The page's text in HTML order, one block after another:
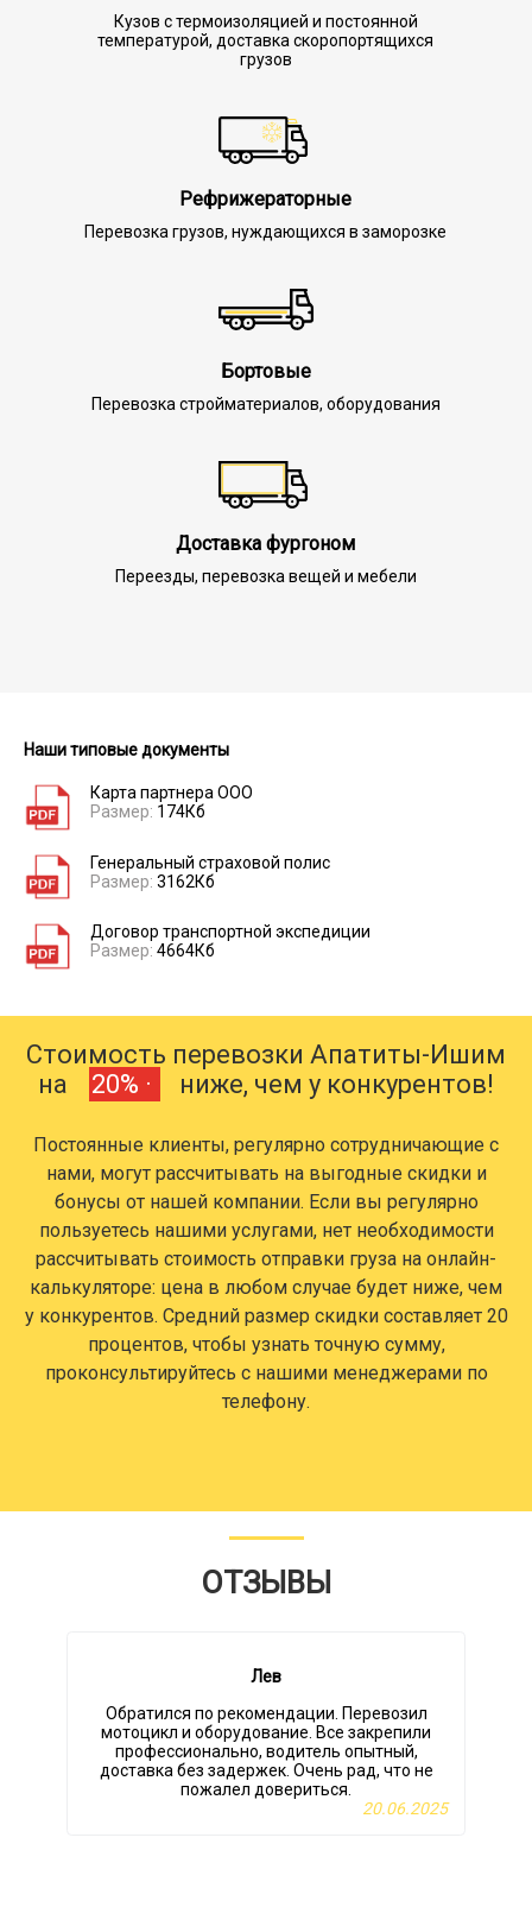
Кузов с термоизоляцией и постоянной
температурой, доставка скоропортящихся
грузов
Рефрижераторные
Перевозка грузов, нуждающихся в заморозке
Бортовые
Перевозка стройматериалов, оборудования
Доставка фургоном
Переезды, перевозка вещей и мебели
Наши типовые документы
Карта партнера ООО
Размер: 174Кб
Генеральный страховой полис
Размер: 3162Кб
Договор транспортной экспедиции
Размер: 4664Кб
Стоимость перевозки Апатиты-Ишим
на
20% · ниже, чем у конкурентов!
Постоянные клиенты, регулярно сотрудничающие с
нами, могут рассчитывать на выгодные скидки и
бонусы от нашей компании. Если вы регулярно
пользуетесь нашими услугами, нет необходимости
рассчитывать стоимость отправки груза на онлайн-
калькуляторе: цена в любом случае будет ниже, чем
у конкурентов. Средний размер скидки составляет 20
процентов, чтобы узнать точную сумму,
проконсультируйтесь с нашими менеджерами по
телефону.
ОТЗЫВЫ
Лев
Обратился по рекомендации. Перевозил
мотоцикл и оборудование. Все закрепили
профессионально, водитель опытный,
доставка без задержек. Очень рад, что не
пожалел довериться.
20.06.2025